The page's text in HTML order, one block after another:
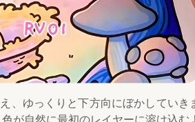
、ゆっくりと下方向にぼかしていき